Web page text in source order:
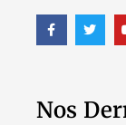
Nos